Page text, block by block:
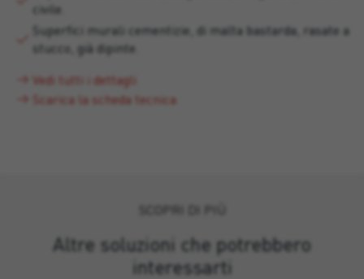
civile.
Superfici murali cementizie, di malta bastarda, rasate a
stucco, già dipinte.
Vedi tutti i dettagli
Scarica la scheda tecnica
Altre soluzioni che potrebbero
interessarti